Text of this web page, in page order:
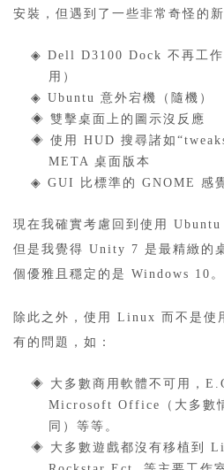
安裝，但遇到了一些非常奇怪的新
◈ Dell D3100 Dock 不再工作
用）
◈ Ubuntu 意外宕機（隨機）
◈ 雙擊桌面上的圖示沒反應
◈ 使用 HUD 搜尋諸如
META 桌面版本
◈ GUI 比標準的 GNOME 感
現在我確實考慮回到使用
但是我覺得 Unity 7 是最精緻的
個優雅且穩定的是 Windows 10。
除此之外，使用 Linux 而不是使
有的問題，如：
◈ 大多數商用軟體不可用，
Microsoft Office（大多數
同）等等。
◈ 大多數遊戲都沒有移植到